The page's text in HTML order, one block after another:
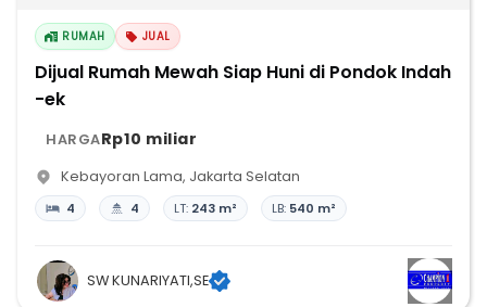
RUMAH JUAL
Dijual Rumah Mewah Siap Huni di Pondok Indah
-ek
HARGARp10 miliar
Kebayoran Lama, Jakarta Selatan
4 4 LT: 243 m² LB: 540 m²
SW KUNARIYATI,SE